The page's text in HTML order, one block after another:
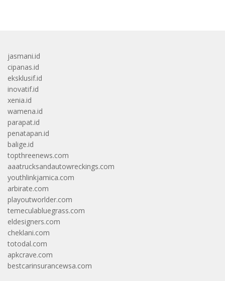
jasmani.id
cipanas.id
eksklusif.id
inovatif.id
xenia.id
wamena.id
parapat.id
penatapan.id
balige.id
topthreenews.com
aaatrucksandautowreckings.com
youthlinkjamica.com
arbirate.com
playoutworlder.com
temeculabluegrass.com
eldesigners.com
cheklani.com
totodal.com
apkcrave.com
bestcarinsurancewsa.com